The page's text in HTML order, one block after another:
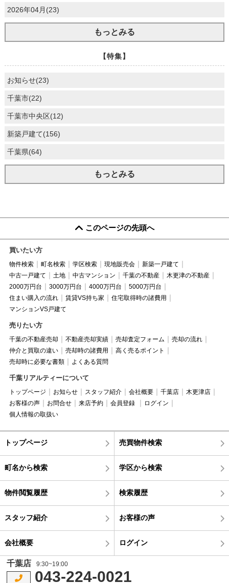
2026年04月(23)
もっとみる
【特集】
お知らせ(23)
千葉市(22)
千葉市中央区(12)
新築戸建て(156)
千葉県(64)
もっとみる
このページの先頭へ
買いたい方
物件検索 町名検索 学区検索 現地販売会
新築一戸建て
中古一戸建て
土地 中古マンション 千葉の不動産
木更津の不動産
2000万円台
3000万円台 4000万円台
5000万円台
住まい購入の流れ
賃貸VS持ち家
住宅取得時の諸費用
マンションVS戸建て
売りたい方
千葉の不動産売却 不動産売却実績 売却査定フォーム
売却の流れ
仲介と買取の違い
売却時の諸費用
高く売るポイント
売却時に必要な書類
よくある質問
千葉リアルティーについて
トップページ お知らせ スタッフ紹介 会社概要 千葉店
木更津店
お客様の声
お問合せ 来店予約 会員登録
ログイン
個人情報の取扱い
トップページ 売買物件検索
町名から検索 学区から検索
物件閲覧履歴 検索履歴
スタッフ紹介 お客様の声
会社概要 ログイン
千葉店 9:30~19:00
043-224-0021